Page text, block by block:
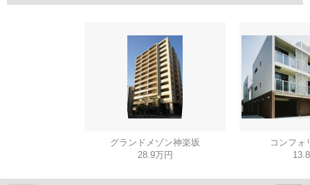
グランドメゾン神楽坂
28.9万円
コンフォ